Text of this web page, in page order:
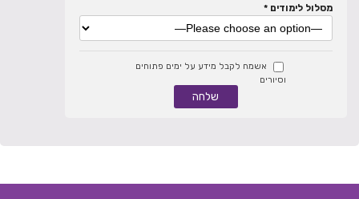
מסלול לימודים *
אשמח לקבל מידע על ימים פתוחים
וסיורים